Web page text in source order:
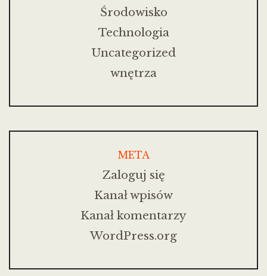
Środowisko
Technologia
Uncategorized
wnętrza
META
Zaloguj się
Kanał wpisów
Kanał komentarzy
WordPress.org